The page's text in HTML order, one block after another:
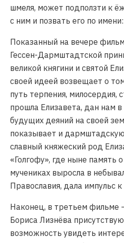
шмеля, может подползти к
с ним и позвать его по
Показанный на вечере
Гессен-Дармштадтской
великой княгини и святой
своей идеей возвещает о
путь терпения, милосердия,
прошла Елизавета, дан нам
будущих деяний на своей
показывает и
славный княжеский род
«Голгофу», где ныне память
мучениках выросла в
Православия, дала импульс
Наконец, в третьем фильме
Бориса Лизнёва
возможность увидеть